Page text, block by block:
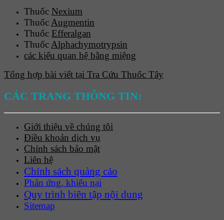
Thuốc Nexium
Thuốc Augmentin
Thuốc Efferalgan
Thuốc Alphachymotrypsin
các kiểu quan hệ bằng miệng
Tổng hợp bài viết tại Tra Cứu Thuốc Tây
CÁC TRANG THÔNG TIN:
Giới thiệu về chúng tôi
Điều khoản dịch vụ
Chính sách bảo mật
Liên hệ
Chính sách quảng cáo
Phản ứng, khiếu nại
Quy trình biên tập nội dung
Sitemap